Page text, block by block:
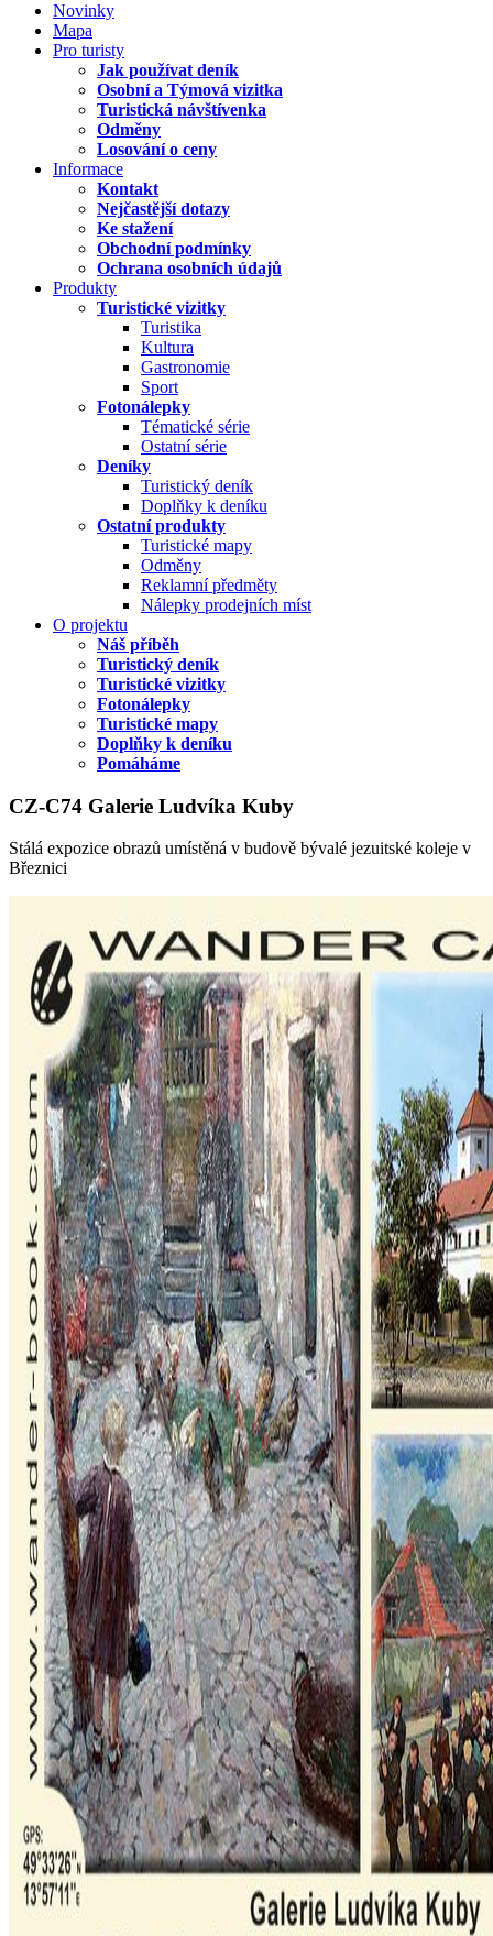
Novinky
Mapa
Pro turisty
Jak používat deník
Osobní a Týmová vizitka
Turistická návštívenka
Odměny
Losování o ceny
Informace
Kontakt
Nejčastější dotazy
Ke stažení
Obchodní podmínky
Ochrana osobních údajů
Produkty
Turistické vizitky
Turistika
Kultura
Gastronomie
Sport
Fotonálepky
Tématické série
Ostatní série
Deníky
Turistický deník
Doplňky k deníku
Ostatní produkty
Turistické mapy
Odměny
Reklamní předměty
Nálepky prodejních míst
O projektu
Náš příběh
Turistický deník
Turistické vizitky
Fotonálepky
Turistické mapy
Doplňky k deníku
Pomáháme
CZ-C74 Galerie Ludvíka Kuby
Stálá expozice obrazů umístěná v budově bývalé jezuitské koleje v
Březnici